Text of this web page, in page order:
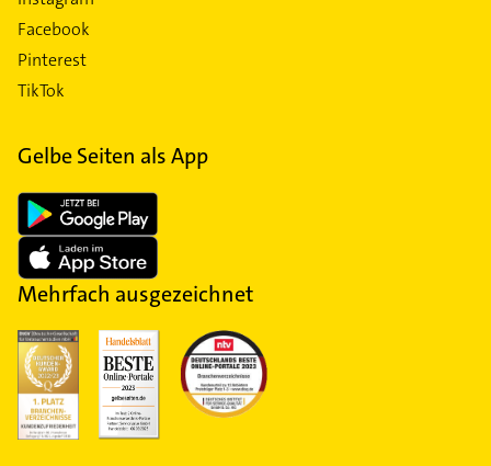
Facebook
Pinterest
TikTok
Gelbe Seiten als App
Mehrfach ausgezeichnet